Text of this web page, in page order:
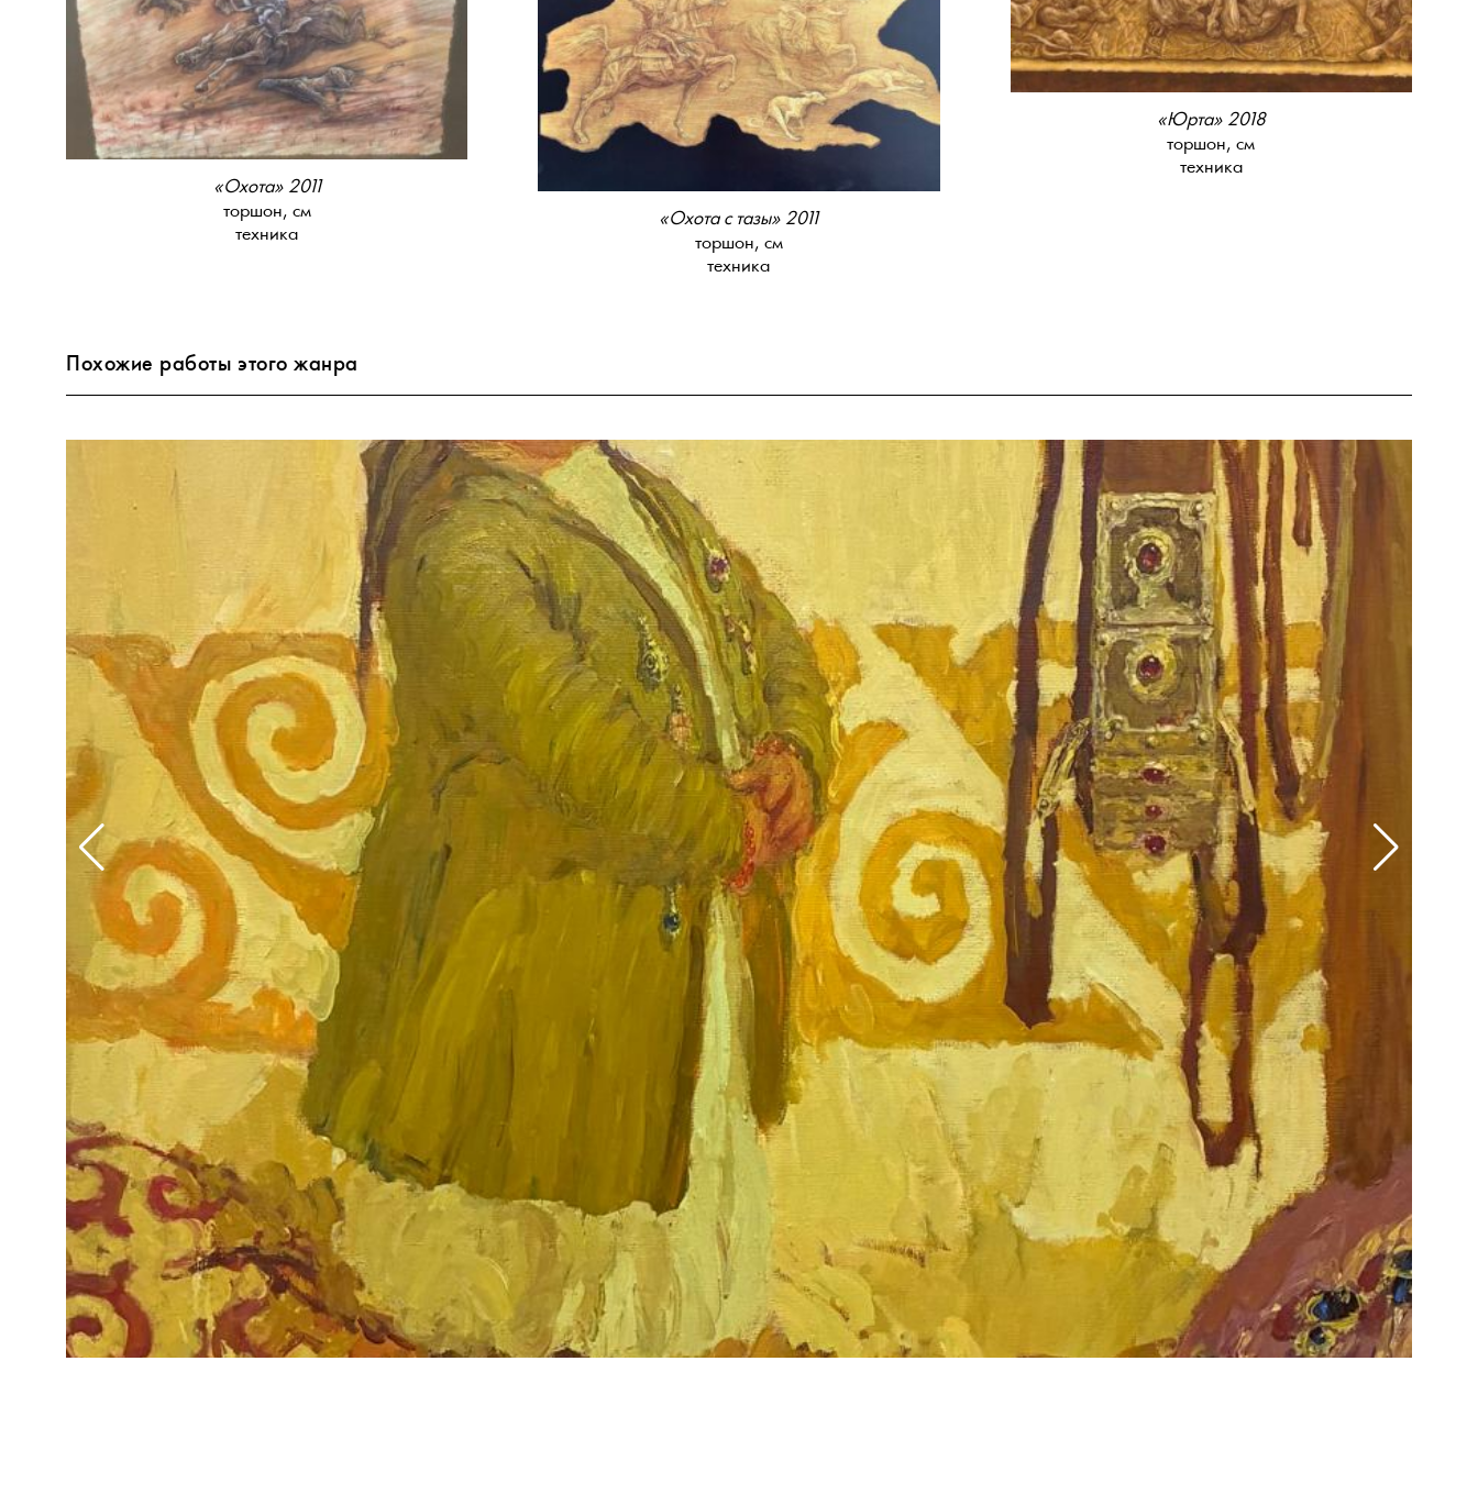
«Охота» 2011
торшон, см
техника
«Охота с тазы» 2011
торшон, см
техника
«Юрта» 2018
торшон, см
техника
Похожие работы этого жанра